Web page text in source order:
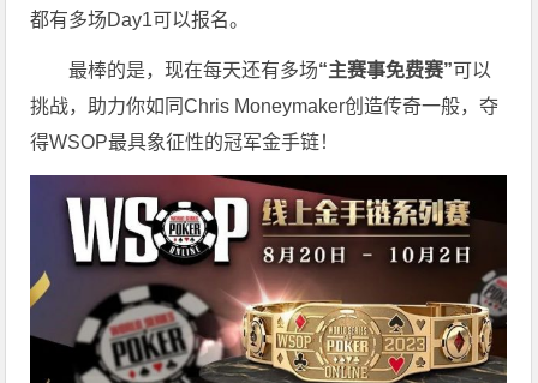
都有多场Day1可以报名。
最棒的是，现在每天还有多场“主赛事免费赛”可以
挑战，助力你如同Chris Moneymaker创造传奇一般，夺
得WSOP最具象征性的冠军金手链！